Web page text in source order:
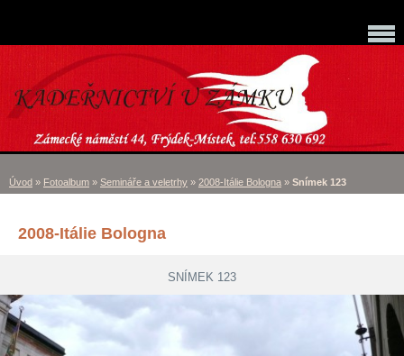
Úvod » Fotoalbum » Semináře a veletrhy » 2008-Itálie Bologna » Snímek 123
2008-Itálie Bologna
SNÍMEK 123